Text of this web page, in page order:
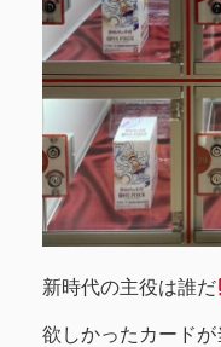
新時代の主役は誰だ
欲しかったカードが